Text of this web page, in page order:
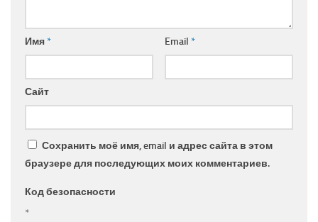
Имя* Email *
Сайт
Сохранить моё имя, email и адрес сайта в этом
браузере для последующих моих комментариев.
Код безопасности
*